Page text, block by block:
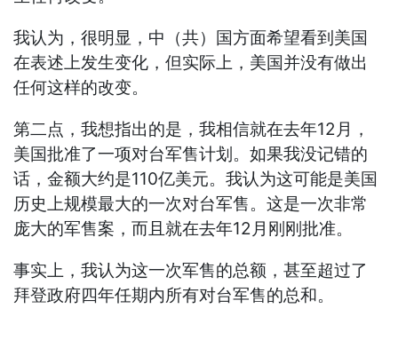
我认为，很明显，中（共）国方面希望看到美国
在表述上发生变化，但实际上，美国并没有做出
任何这样的改变。
第二点，我想指出的是，我相信就在去年12月，
美国批准了一项对台军售计划。如果我没记错的
话，金额大约是110亿美元。我认为这可能是美国
历史上规模最大的一次对台军售。这是一次非常
庞大的军售案，而且就在去年12月刚刚批准。
事实上，我认为这一次军售的总额，甚至超过了
拜登政府四年任期内所有对台军售的总和。